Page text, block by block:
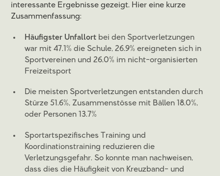
interessante Ergebnisse gezeigt. Hier eine kurze
Zusammenfassung:
Häufigster Unfallortbei den Sportverletzungen
war mit 47.1% die Schule, 26.9% ereigneten sich in
Sportvereinen und 26.0% im nicht-organisierten
Freizeitsport
Die meisten Sportverletzungen entstanden durch
Stürze 51.6%, Zusammenstösse mit Bällen 18.0%,
oder Personen 13.7%
Sportartspezifisches Training und
Koordinationstraining reduzieren die
Verletzungsgefahr. So konnte man nachweisen,
dass dies die Häufigkeit von Kreuzband- und